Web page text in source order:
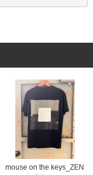
mouse on the keys_ZEN